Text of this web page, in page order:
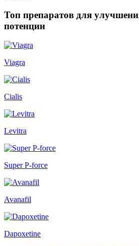
Топ препаратов для
потенции
Viagra
Cialis
Levitra
Super P-force
Avanafil
Dapoxetine